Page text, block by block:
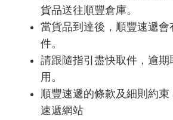
貨品送往順豐倉庫。
當貨品到達後，順豐速遞會
件。
請跟隨指引盡快取件，逾期
用。
順豐速遞的條款及細則約
速遞網站